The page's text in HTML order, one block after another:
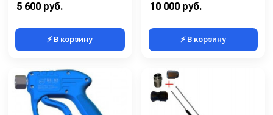
5 600 руб.
⚡ В корзину
10 000 руб.
⚡ В корзину